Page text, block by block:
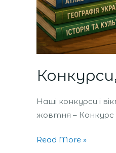
Наші конкурси і
жовтня – Конкурс
Read More »